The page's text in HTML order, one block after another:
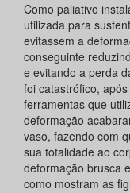
Como paliativo
utilizada para
evitassem a
conseguinte
e evitando a perda
foi catastrófico,
ferramentas que
deformação
vaso, fazendo com
sua totalidade ao
deformação brusca
como mostram as